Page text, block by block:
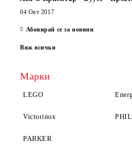
04 Окт 2017
Абонирай се за новини
Виж всички
Марки
LEGO
Victorinox
PARKER